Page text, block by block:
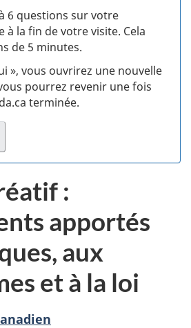
6 questions sur votre
à la fin de votre visite. Cela
de 5 minutes.
», vous ouvrirez une nouvelle
pourrez revenir une fois
terminée.
:
apportés
aux
et à la loi